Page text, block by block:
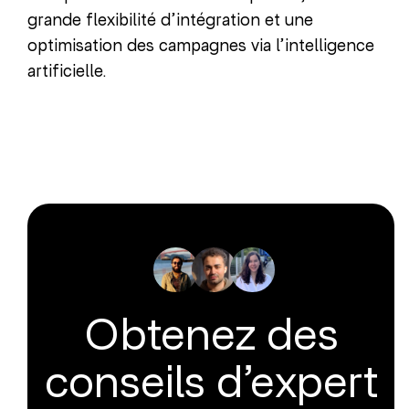
grande flexibilité d’intégration et une
optimisation des campagnes via l’intelligence
artificielle.
Obtenez des
conseils d’expert